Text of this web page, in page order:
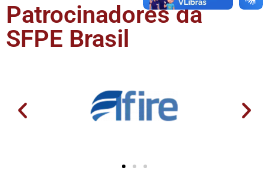
Patrocinadores da
SFPE Brasil